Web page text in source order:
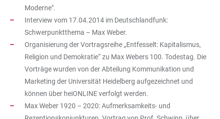
Moderne".
Interview vom 17.04.2014 im Deutschlandfunk:
Schwerpunktthema – Max Weber.
Organisierung der Vortragsreihe „Entfesselt: Kapitalismus,
Religion und Demokratie“ zu Max Webers 100. Todestag. Die
Vorträge wurden von der Abteilung Kommunikation und
Marketing der Universität Heidelberg aufgezeichnet und
können über heiONLINE verfolgt werden.
Max Weber 1920 – 2020: Aufmerksamkeits- und